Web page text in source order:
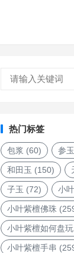
热门标签
包浆 (60) 参玉
和田玉 (150)
子玉 (72) 小
小叶紫檀佛珠
小叶紫檀如何盘玩
小叶紫檀手串